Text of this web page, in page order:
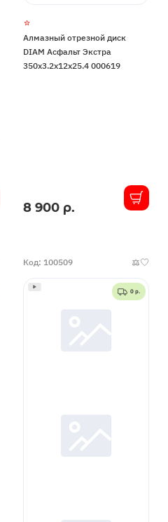
Алмазный отрезной диск
DIAM Асфальт Экстра
350x3.2x12x25.4 000619
В
8 900 р.
Код: 100509
0 р.